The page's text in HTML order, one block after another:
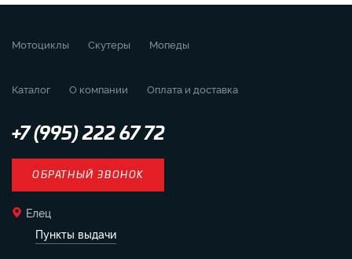
Мотоциклы Скутеры Мопеды
Каталог О компании Оплата и доставка
+7 (995) 222 67 72
ОБРАТНЫЙ ЗВОНОК
Елец
Пункты выдачи